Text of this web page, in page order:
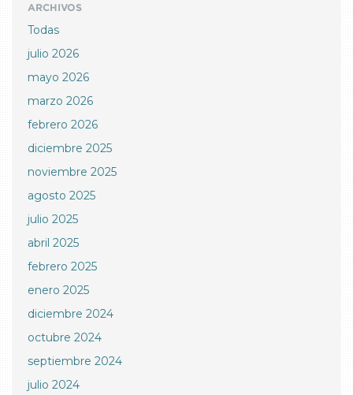
ARCHIVOS
Todas
julio 2026
mayo 2026
marzo 2026
febrero 2026
diciembre 2025
noviembre 2025
agosto 2025
julio 2025
abril 2025
febrero 2025
enero 2025
diciembre 2024
octubre 2024
septiembre 2024
julio 2024